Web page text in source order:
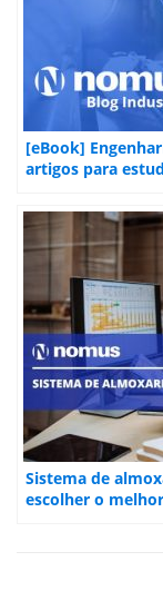
[eBook]
artigos para
Sistema de
escolher o